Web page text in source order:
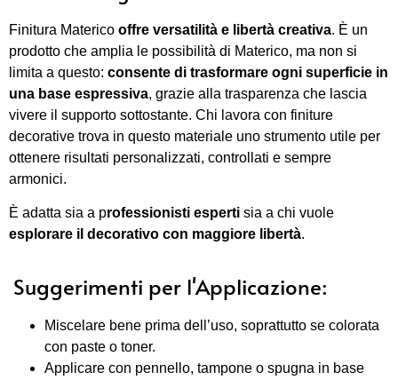
Finitura Materico offre versatilità e libertà creativa. È un
prodotto che amplia le possibilità di Materico, ma non si
limita a questo: consente di trasformare ogni superficie in
una base espressiva, grazie alla trasparenza che lascia
vivere il supporto sottostante. Chi lavora con finiture
decorative trova in questo materiale uno strumento utile per
ottenere risultati personalizzati, controllati e sempre
armonici.
È adatta sia a professionisti esperti sia a chi vuole
esplorare il decorativo con maggiore libertà.
Suggerimenti per l'Applicazione:
Miscelare bene prima dell’uso, soprattutto se colorata
con paste o toner.
Applicare con pennello, tampone o spugna in base